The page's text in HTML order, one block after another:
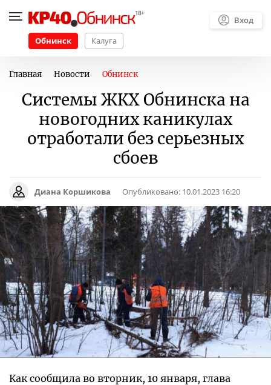
Обнинск Калуга
Вход
Главная Новости Обнинск
Системы ЖКХ Обнинска на
новогодних каникулах
отработали без серьезных
сбоев
Диана Коршикова Опубликовано: 10.01.2023 16:20
Как сообщила во вторник, 10 января, глава